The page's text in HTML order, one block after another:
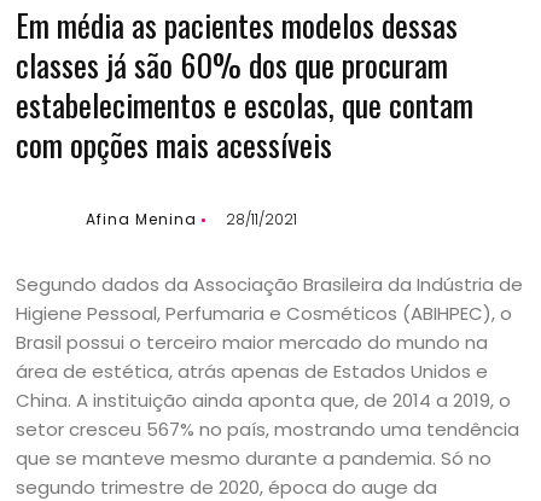
Em média as pacientes modelos dessas
classes já são 60% dos que procuram
estabelecimentos e escolas, que contam
com opções mais acessíveis
Afina Menina 28/11/2021
Segundo dados da Associação Brasileira da Indústria de
Higiene Pessoal, Perfumaria e Cosméticos (ABIHPEC), o
Brasil possui o terceiro maior mercado do mundo na
área de estética, atrás apenas de Estados Unidos e
China. A instituição ainda aponta que, de 2014 a 2019, o
setor cresceu 567% no país, mostrando uma tendência
que se manteve mesmo durante a pandemia. Só no
segundo trimestre de 2020, época do auge da